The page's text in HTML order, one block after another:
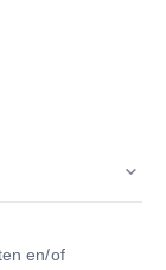
en/of